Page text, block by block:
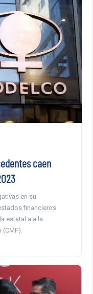
caen
en su
financieros
estatal a a la